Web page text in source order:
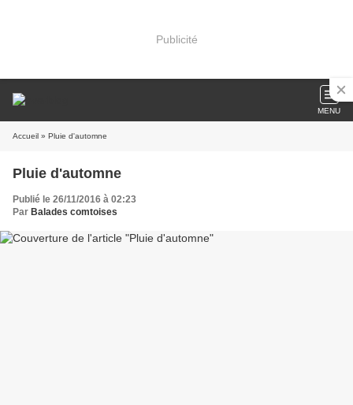
Publicité
MENU
Accueil » Pluie d'automne
Pluie d'automne
Publié le 26/11/2016 à 02:23
Par Balades comtoises